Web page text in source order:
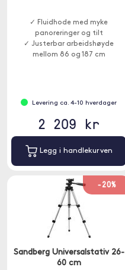
✓ Fluidhode med myke
panoreringer og tilt
✓ Justerbar arbeidshøyde
mellom 86 og 187 cm
Levering ca. 4-10 hverdager
2 209 kr
Legg i handlekurven
-20%
Sandberg Universalstativ 26-
60 cm